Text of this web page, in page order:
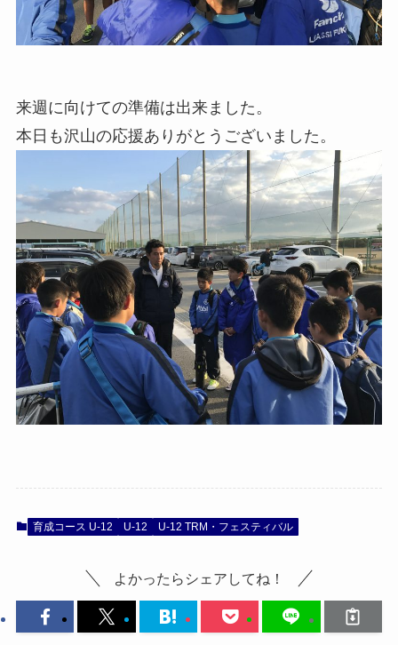
来週に向けての準備は出来ました。
本日も沢山の応援ありがとうございました。
育成コース U-12 U-12 U-12 TRM・フェスティバル
よかったらシェアしてね！